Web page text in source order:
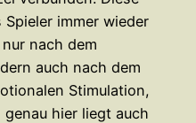
immer wieder
nach dem
auch nach dem
Stimulation,
hier liegt auch